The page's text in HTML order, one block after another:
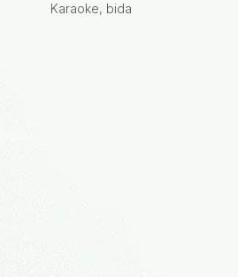
Karaoke, bida